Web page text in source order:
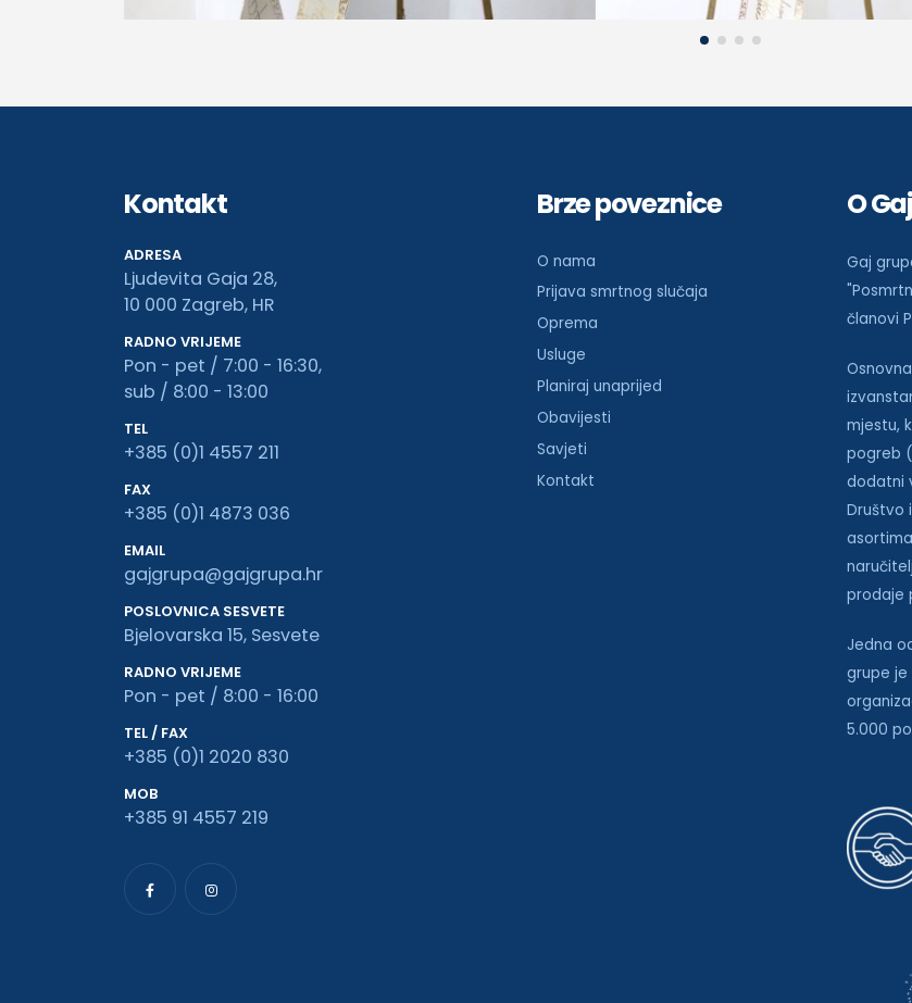
Kontakt
ADRESA
Ljudevita Gaja 28,
10 000 Zagreb, HR
RADNO VRIJEME
Pon - pet / 7:00 - 16:30,
sub / 8:00 - 13:00
TEL
+385 (0)1 4557 211
FAX
+385 (0)1 4873 036
EMAIL
gajgrupa@gajgrupa.hr
POSLOVNICA SESVETE
Bjelovarska 15, Sesvete
RADNO VRIJEME
Pon - pet / 8:00 - 16:00
TEL / FAX
+385 (0)1 2020 830
MOB
+385 91 4557 219
Brze poveznice
O nama
Prijava smrtnog slučaja
Oprema
Usluge
Planiraj unaprijed
Obavijesti
Savjeti
Kontakt
O
Gaj
članovi
mjestu,
pogreb
dodatni
Društvo
prodaje
Jedna
grupe je
5.000